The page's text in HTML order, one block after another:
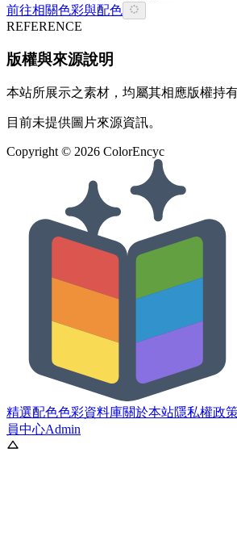
前往相關色彩與配色
REFERENCE
版權與來源說明
本站所展示之素材，均屬其相應版權持有
目前未提供圖片來源資訊。
Copyright © 2026 ColorEncyc
精選配色色彩資料庫關於本站隱私權政
員中心Admin